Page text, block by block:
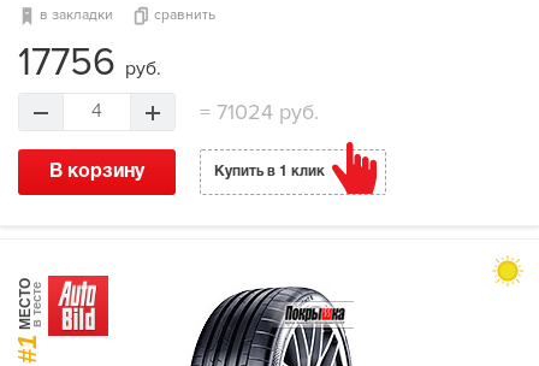
в закладки сравнить
17756 руб.
4 = 71024 руб.
В корзину Купить в 1 клик
#1
МЕСТОв тесте